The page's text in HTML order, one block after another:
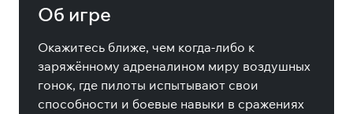
Об игре
Окажитесь ближе, чем когда-либо к
заряжённому адреналином миру воздушных
гонок, где пилоты испытывают свои
способности и боевые навыки в сражениях